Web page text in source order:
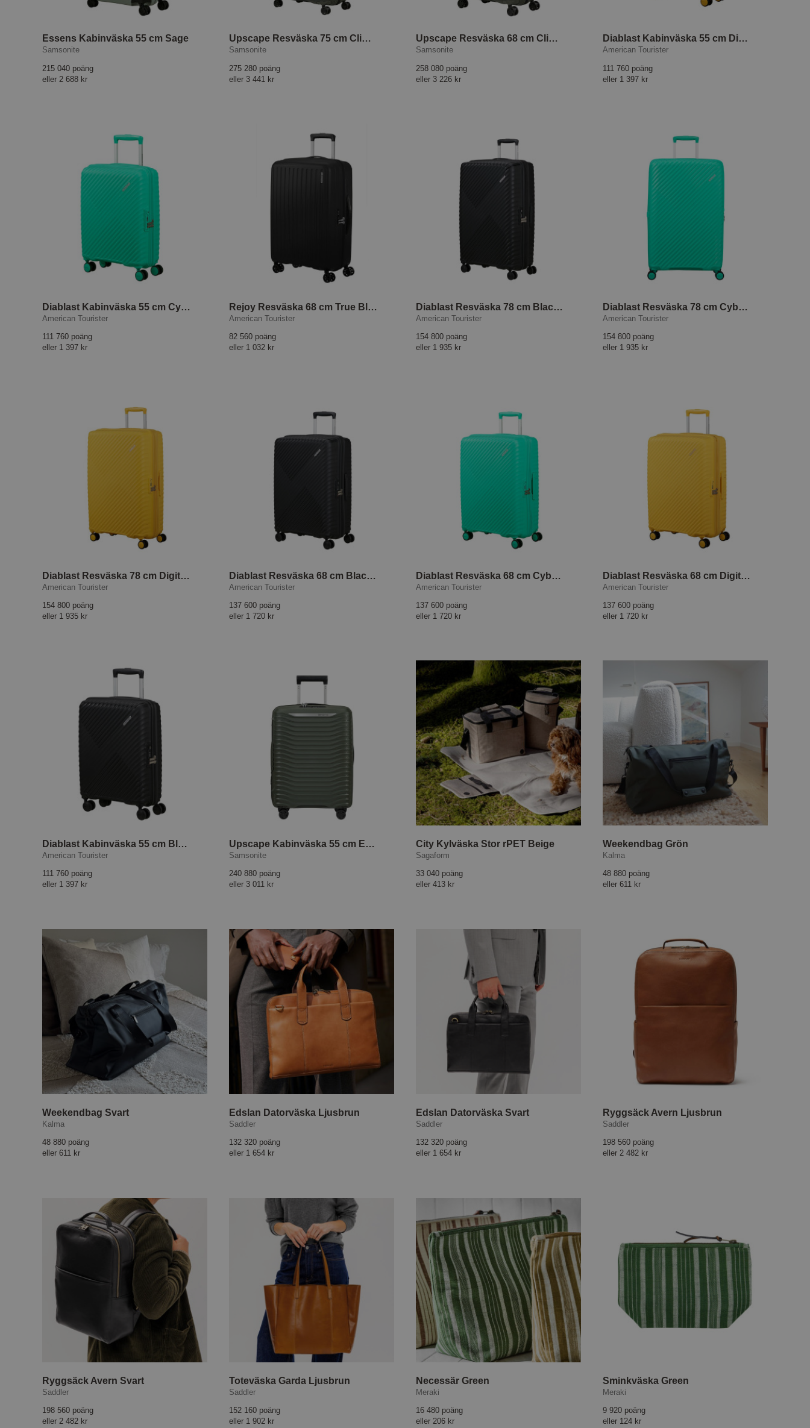
Essens Kabinväska 55 cm Sage
Samsonite
215 040 poäng
eller 2 688 kr
Upscape Resväska 75 cm Climbing Ivy
Samsonite
275 280 poäng
eller 3 441 kr
Upscape Resväska 68 cm Climbing Ivy
Samsonite
258 080 poäng
eller 3 226 kr
Diablast Kabinväska 55 cm Digital Yellow
American Tourister
111 760 poäng
eller 1 397 kr
Diablast Kabinväska 55 cm Cyber Aqua
American Tourister
111 760 poäng
eller 1 397 kr
Rejoy Resväska 68 cm True Black
American Tourister
82 560 poäng
eller 1 032 kr
Diablast Resväska 78 cm Black Code
American Tourister
154 800 poäng
eller 1 935 kr
Diablast Resväska 78 cm Cyber Aqua
American Tourister
154 800 poäng
eller 1 935 kr
Diablast Resväska 78 cm Digital Yellow
American Tourister
154 800 poäng
eller 1 935 kr
Diablast Resväska 68 cm Black Code
American Tourister
137 600 poäng
eller 1 720 kr
Diablast Resväska 68 cm Cyber Aqua
American Tourister
137 600 poäng
eller 1 720 kr
Diablast Resväska 68 cm Digital Yellow
American Tourister
137 600 poäng
eller 1 720 kr
Diablast Kabinväska 55 cm Black Code
American Tourister
111 760 poäng
eller 1 397 kr
Upscape Kabinväska 55 cm EXP Climbing Ivy
Samsonite
240 880 poäng
eller 3 011 kr
City Kylväska Stor rPET Beige
Sagaform
33 040 poäng
eller 413 kr
Weekendbag Grön
Kalma
48 880 poäng
eller 611 kr
Weekendbag Svart
Kalma
48 880 poäng
eller 611 kr
Edslan Datorväska Ljusbrun
Saddler
132 320 poäng
eller 1 654 kr
Edslan Datorväska Svart
Saddler
132 320 poäng
eller 1 654 kr
Ryggsäck Avern Ljusbrun
Saddler
198 560 poäng
eller 2 482 kr
Ryggsäck Avern Svart
Saddler
198 560 poäng
eller 2 482 kr
Toteväska Garda Ljusbrun
Saddler
152 160 poäng
eller 1 902 kr
Necessär Green
Meraki
16 480 poäng
eller 206 kr
Sminkväska Green
Meraki
9 920 poäng
eller 124 kr